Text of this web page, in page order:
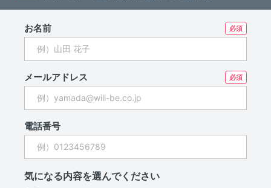
お名前
メールアドレス
電話番号
気になる内容を選んでください